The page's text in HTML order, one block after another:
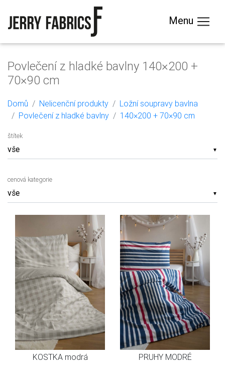
Menu
Povlečení z hladké bavlny 140×200 +
70×90 cm
Domů Nelicenční produkty
Ložní soupravy bavlna
Povlečení z hladké bavlny
140×200 + 70×90 cm
▼
štítek
▼
cenová kategorie
KOSTKA modrá PRUHY MODRÉ